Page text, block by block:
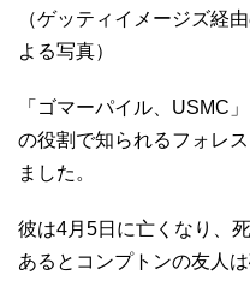
（ゲッティイメージズ経
よる写真）
「ゴマーパイル、USMC
の役割で知られるフォレ
ました。
彼は4月5日に亡くなり、
あるとコンプトンの友人は